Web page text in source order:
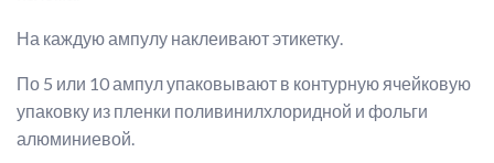
На каждую ампулу наклеивают этикетку.
По 5 или 10 ампул упаковывают в контурную ячейковую
упаковку из пленки поливинилхлоридной и фольги
алюминиевой.